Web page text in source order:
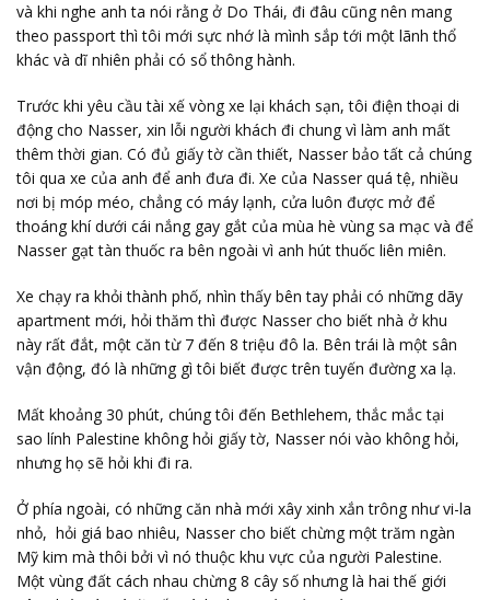
và khi nghe anh ta nói rằng ở Do Thái, đi đâu cũng nên mang
theo passport thì tôi mới sực nhớ là mình sắp tới một lãnh thổ
khác và dĩ nhiên phải có sổ thông hành.
Trước khi yêu cầu tài xế vòng xe lại khách sạn, tôi điện thoại di
động cho Nasser, xin lỗi người khách đi chung vì làm anh mất
thêm thời gian. Có đủ giấy tờ cần thiết, Nasser bảo tất cả chúng
tôi qua xe của anh để anh đưa đi. Xe của Nasser quá tệ, nhiều
nơi bị móp méo, chẳng có máy lạnh, cửa luôn được mở để
thoáng khí dưới cái nắng gay gắt của mùa hè vùng sa mạc và để
Nasser gạt tàn thuốc ra bên ngoài vì anh hút thuốc liên miên.
Xe chạy ra khỏi thành phố, nhìn thấy bên tay phải có những dãy
apartment mới, hỏi thăm thì được Nasser cho biết nhà ở khu
này rất đắt, một căn từ 7 đến 8 triệu đô la. Bên trái là một sân
vận động, đó là những gì tôi biết được trên tuyến đường xa lạ.
Mất khoảng 30 phút, chúng tôi đến Bethlehem, thắc mắc tại
sao lính Palestine không hỏi giấy tờ, Nasser nói vào không hỏi,
nhưng họ sẽ hỏi khi đi ra.
Ở phía ngoài, có những căn nhà mới xây xinh xắn trông như vi-la
nhỏ, hỏi giá bao nhiêu, Nasser cho biết chừng một trăm ngàn
Mỹ kim mà thôi bởi vì nó thuộc khu vực của người Palestine.
Một vùng đất cách nhau chừng 8 cây số nhưng là hai thế giới